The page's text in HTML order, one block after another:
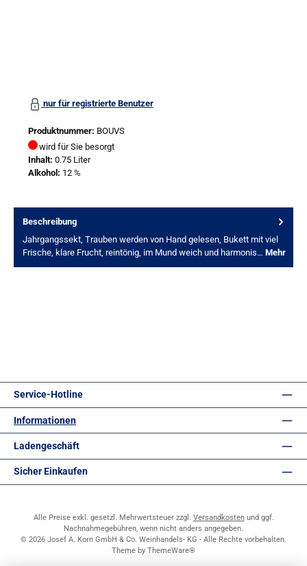
nur für registrierte Benutzer
Produktnummer: BOUVS
wird für Sie besorgt
Inhalt: 0.75 Liter
Alkohol: 12 %
Beschreibung
Jahrgangssekt, Trauben werden von Hand gelesen, Bukett mit viel
Frische, klare Frucht, reintönig, im Mund weich und harmonis… Mehr
Service-Hotline
Informationen
Ladengeschäft
Sicher Einkaufen
Alle Preise exkl. gesetzl. Mehrwertsteuer zzgl. Versandkostenund ggf.
Nachnahmegebühren, wenn nicht anders angegeben.
© 2026 Josef A. Korn GmbH & Co. Weinhandels- KG - Alle Rechte vorbehalten.
Theme by ThemeWare®